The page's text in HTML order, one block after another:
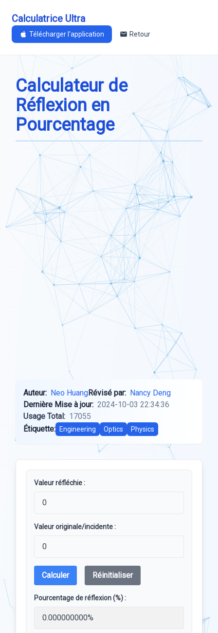
Calculatrice Ultra
Télécharger l'application Retour
Calculateur de
Réflexion en
Pourcentage
Auteur: Neo HuangRévisé par: Nancy Deng
Dernière Mise à jour: 2024-10-03 22:34:36
Usage Total: 17055
Étiquette:
Engineering Optics Physics
Valeur réfléchie :
Valeur originale/incidente :
Calculer Réinitialiser
Pourcentage de réflexion (%) :